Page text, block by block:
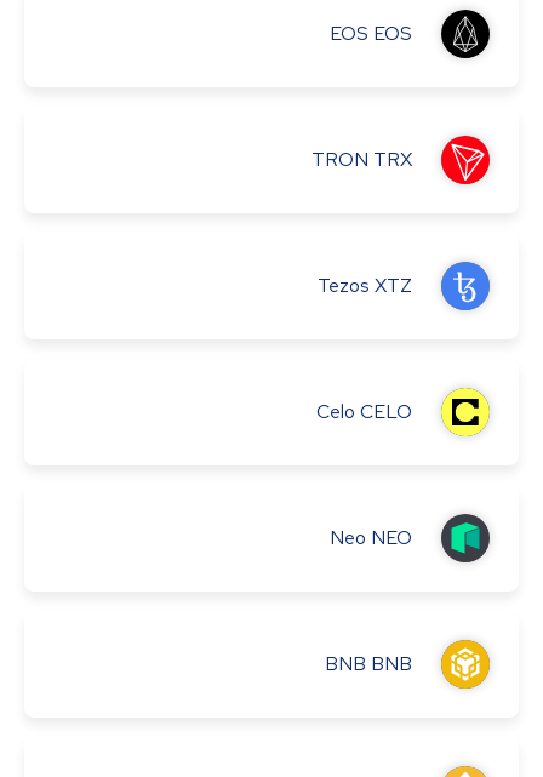
EOS EOS
TRON TRX
Tezos XTZ
Celo CELO
Neo NEO
BNB BNB